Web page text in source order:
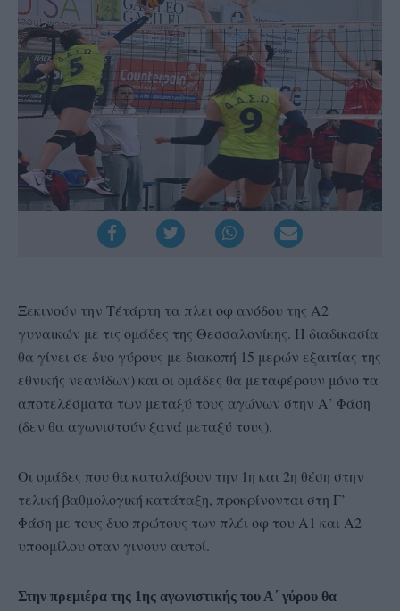
Ξεκινούν την Τέτάρτη τα πλει οφ ανόδου της Α2
γυναικών με τις ομάδες της Θεσσαλονίκης. Η διαδικασία
θα γίνει σε δυο γύρους με διακοπή 15 μερών εξαιτίας της
εθνικής νεανίδων) και οι ομάδες θα μεταφέρουν μόνο τα
αποτελέσματα των μεταξύ τους αγώνων στην Α’ Φάση
(δεν θα αγωνιστούν ξανά μεταξύ τους).
Οι ομάδες που θα καταλάβουν την 1η και 2η θέση στην
τελική βαθμολογική κατάταξη, προκρίνονται στη Γ’
Φάση με τους δυο πρώτους των πλέι οφ του Α1 και Α2
υποομίλου οταν γινουν αυτοί.
Στην πρεμιέρα της 1ης αγωνιστικής του Α΄ γύρου θα